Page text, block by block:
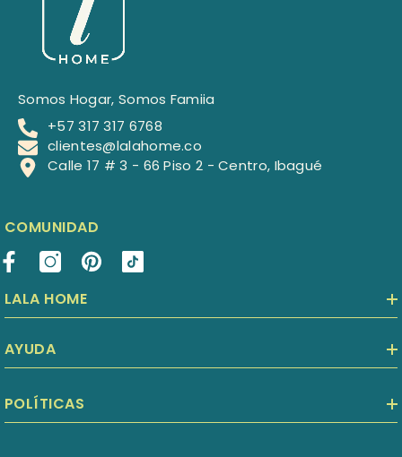
Somos Hogar, Somos Famiia
+57 317 317 6768
clientes@lalahome.co
Calle 17 # 3 - 66 Piso 2 - Centro, Ibagué
COMUNIDAD
LALA HOME
AYUDA
POLÍTICAS